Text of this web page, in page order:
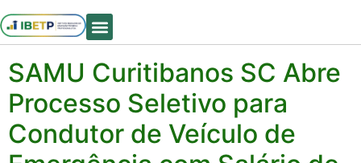
Tag:emprego
SAMU Curitibanos SC Abre
Processo Seletivo para
Condutor de Veículo de